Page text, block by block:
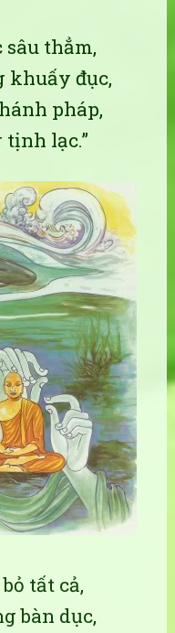
sâu thẳm,
khuấy đục,
pháp,
lạc.”
tất cả,
bàn dục,